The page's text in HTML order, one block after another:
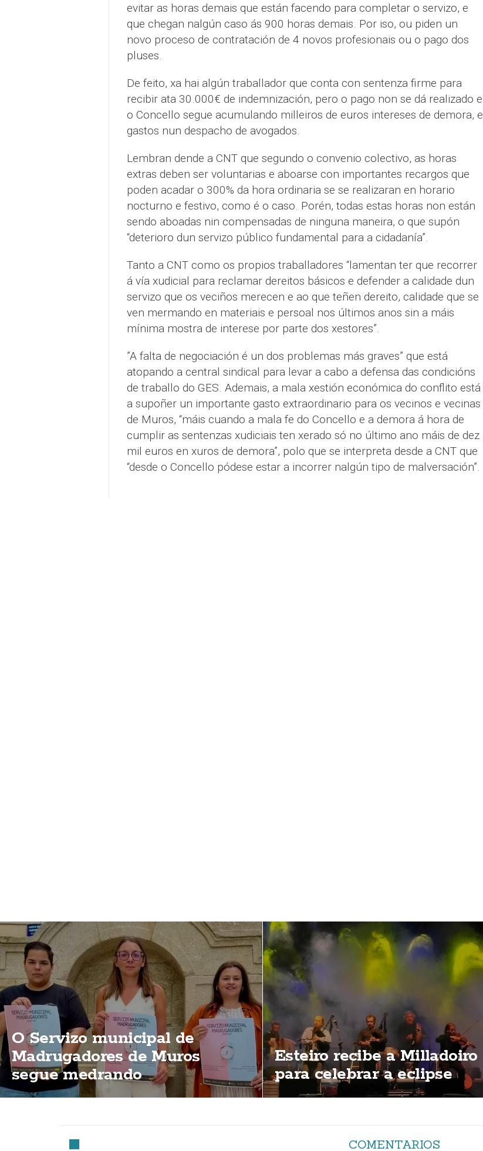
evitar as horas demais que están facendo para completar o servizo, e
que chegan nalgún caso ás 900 horas demais. Por iso, ou piden un
novo proceso de contratación de 4 novos profesionais ou o pago dos
pluses.
De feito, xa hai algún traballador que conta con sentenza firme para
recibir ata 30.000€ de indemnización, pero o pago non se dá realizado e
o Concello segue acumulando milleiros de euros intereses de demora, e
gastos nun despacho de avogados.
Lembran dende a CNT que segundo o convenio colectivo, as horas
extras deben ser voluntarias e aboarse con importantes recargos que
poden acadar o 300% da hora ordinaria se se realizaran en horario
nocturno e festivo, como é o caso. Porén, todas estas horas non están
sendo aboadas nin compensadas de ninguna maneira, o que supón
“deterioro dun servizo público fundamental para a cidadanía”.
Tanto a CNT como os propios traballadores “lamentan ter que recorrer
á vía xudicial para reclamar dereitos básicos e defender a calidade dun
servizo que os veciños merecen e ao que teñen dereito, calidade que se
ven mermando en materiais e persoal nos últimos anos sin a máis
mínima mostra de interese por parte dos xestores”.
”A falta de negociación é un dos problemas más graves” que está
atopando a central sindical para levar a cabo a defensa das condicións
de traballo do GES. Ademais, a mala xestión económica do conflito está
a supoñer un importante gasto extraordinario para os vecinos e vecinas
de Muros, “máis cuando a mala fe do Concello e a demora á hora de
cumplir as sentenzas xudiciais ten xerado só no último ano máis de dez
mil euros en xuros de demora”, polo que se interpreta desde a CNT que
“desde o Concello pódese estar a incorrer nalgún tipo de malversación”.
O Servizo municipal de
Madrugadores de Muros
segue medrando
Esteiro recibe a Milladoiro
para celebrar a eclipse
COMENTARIOS